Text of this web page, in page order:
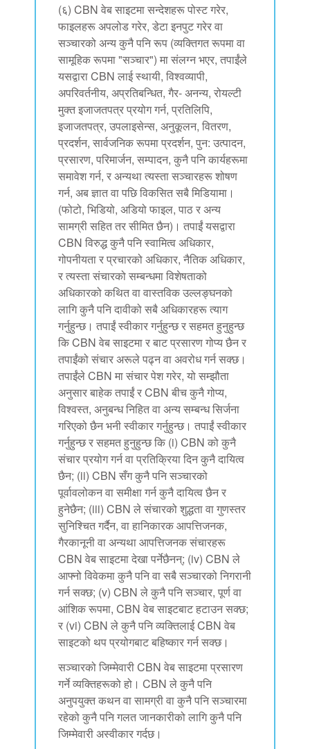
(६) CBN वेब साइटमा सन्देशहरू पोस्ट गरेर,
फाइलहरू अपलोड गरेर, डेटा इनपुट गरेर वा
सञ्चारको अन्य कुनै पनि रूप (व्यक्तिगत रूपमा वा
सामूहिक रूपमा "सञ्चार") मा संलग्न भएर, तपाईंले
यसद्वारा CBN लाई स्थायी, विश्वव्यापी,
अपरिवर्तनीय, अप्रतिबन्धित, गैर- अनन्य, रोयल्टी
मुक्त इजाजतपत्र प्रयोग गर्न, प्रतिलिपि,
इजाजतपत्र, उपलाइसेन्स, अनुकूलन, वितरण,
प्रदर्शन, सार्वजनिक रूपमा प्रदर्शन, पुन: उत्पादन,
प्रसारण, परिमार्जन, सम्पादन, कुनै पनि कार्यहरूमा
समावेश गर्न, र अन्यथा त्यस्ता सञ्चारहरू शोषण
गर्न, अब ज्ञात वा पछि विकसित सबै मिडियामा।
(फोटो, भिडियो, अडियो फाइल, पाठ र अन्य
सामग्री सहित तर सीमित छैन)। तपाईं यसद्वारा
CBN विरुद्ध कुनै पनि स्वामित्व अधिकार,
गोपनीयता र प्रचारको अधिकार, नैतिक अधिकार,
र त्यस्ता संचारको सम्बन्धमा विशेषताको
अधिकारको कथित वा वास्तविक उल्लङ्घनको
लागि कुनै पनि दावीको सबै अधिकारहरू त्याग
गर्नुहुन्छ। तपाईं स्वीकार गर्नुहुन्छ र सहमत हुनुहुन्छ
कि CBN वेब साइटमा र बाट प्रसारण गोप्य छैन र
तपाईंको संचार अरूले पढ्न वा अवरोध गर्न सक्छ।
तपाईंले CBN मा संचार पेश गरेर, यो सम्झौता
अनुसार बाहेक तपाईं र CBN बीच कुनै गोप्य,
विश्वस्त, अनुबन्ध निहित वा अन्य सम्बन्ध सिर्जना
गरिएको छैन भनी स्वीकार गर्नुहुन्छ। तपाईं स्वीकार
गर्नुहुन्छ र सहमत हुनुहुन्छ कि (i) CBN को कुनै
संचार प्रयोग गर्न वा प्रतिक्रिया दिन कुनै दायित्व
छैन; (ii) CBN सँग कुनै पनि सञ्चारको
पूर्वावलोकन वा समीक्षा गर्न कुनै दायित्व छैन र
हुनेछैन; (iii) CBN ले संचारको शुद्धता वा गुणस्तर
सुनिश्चित गर्दैन, वा हानिकारक आपत्तिजनक,
गैरकानूनी वा अन्यथा आपत्तिजनक संचारहरू
CBN वेब साइटमा देखा पर्नेछैनन्; (iv) CBN ले
आफ्नो विवेकमा कुनै पनि वा सबै सञ्चारको निगरानी
गर्न सक्छ; (v) CBN ले कुनै पनि सञ्चार, पूर्ण वा
आंशिक रूपमा, CBN वेब साइटबाट हटाउन सक्छ;
र (vi) CBN ले कुनै पनि व्यक्तिलाई CBN वेब
साइटको थप प्रयोगबाट बहिष्कार गर्न सक्छ।
सञ्चारको जिम्मेवारी CBN वेब साइटमा प्रसारण
गर्ने व्यक्तिहरूको हो। CBN ले कुनै पनि
अनुपयुक्त कथन वा सामग्री वा कुनै पनि सञ्चारमा
रहेको कुनै पनि गलत जानकारीको लागि कुनै पनि
जिम्मेवारी अस्वीकार गर्दछ।